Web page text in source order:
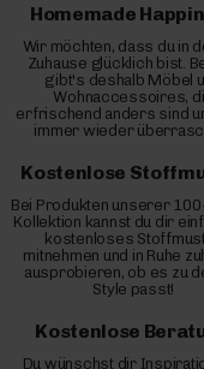
Homemade
Wir möchten, dass du in
Zuhause glücklich bist.
gibt's deshalb Möbel
Wohnaccessoires,
erfrischend anders sind
immer wieder
Kostenlose
Bei Produkten unserer
Kollektion kannst du dir
kostenloses
mitnehmen und in Ruhe
ausprobieren, ob es zu
Style passt!
Kostenlose
Du wünschst dir